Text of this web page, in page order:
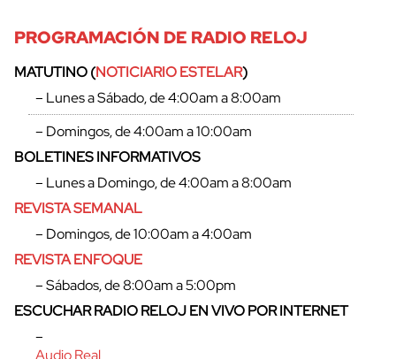
PROGRAMACIÓN DE RADIO RELOJ
MATUTINO (NOTICIARIO ESTELAR)
– Lunes a Sábado, de 4:00am a 8:00am
– Domingos, de 4:00am a 10:00am
BOLETINES INFORMATIVOS
– Lunes a Domingo, de 4:00am a 8:00am
REVISTA SEMANAL
– Domingos, de 10:00am a 4:00am
REVISTA ENFOQUE
– Sábados, de 8:00am a 5:00pm
ESCUCHAR RADIO RELOJ EN VIVO POR INTERNET
–
Audio Real